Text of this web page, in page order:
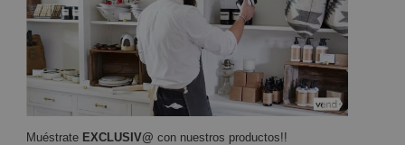
Muéstrate EXCLUSIV@ con nuestros productos!!